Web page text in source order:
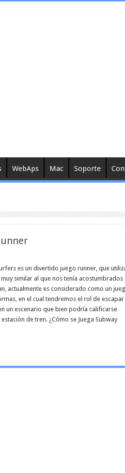
WebAps Mac Soporte
es un divertido juego runner, que
similar al que nos tenía acostumbrados
actualmente es considerado como un
en el cual tendremos el rol de
un escenario que bien podría calificarse
de tren. ¿Cómo se Juega Subway